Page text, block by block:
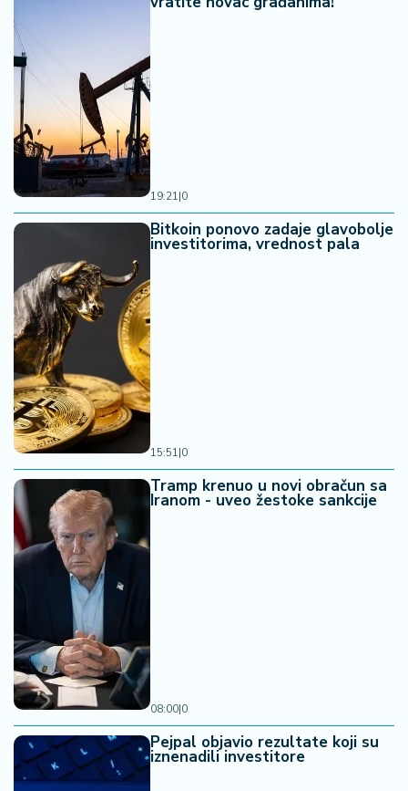
19:21|0
Bitkoin ponovo zadaje glavobolje
investitorima, vrednost pala
15:51|0
Tramp krenuo u novi obračun sa
Iranom - uveo žestoke sankcije
08:00|0
Pejpal objavio rezultate koji su
iznenadili investitore